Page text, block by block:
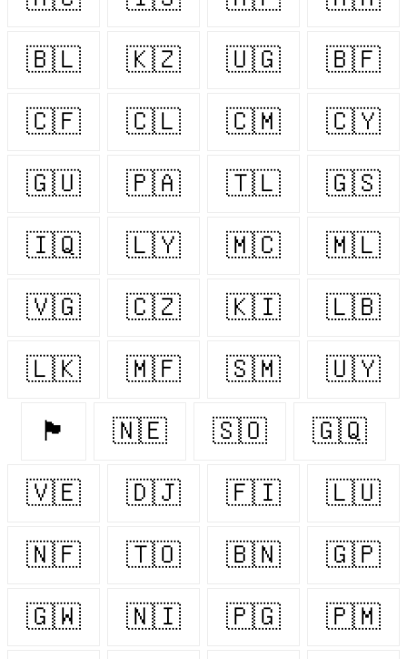
🇧🇱 🇰🇿 🇺🇬 🇧🇫
🇨🇫 🇨🇱 🇨🇲 🇨🇾
🇬🇺 🇵🇦 🇹🇱 🇬🇸
🇮🇶 🇱🇾 🇲🇨 🇲🇱
🇻🇬 🇨🇿 🇰🇮 🇱🇧
🇱🇰 🇲🇫 🇸🇲 🇺🇾
🏴󠁧󠁢󠁷󠁬󠁳󠁿 🇳🇪 🇸🇴 🇬🇶
🇻🇪 🇩🇯 🇫🇮 🇱🇺
🇳🇫 🇹🇴 🇧🇳 🇬🇵
🇬🇼 🇳🇮 🇵🇬 🇵🇲